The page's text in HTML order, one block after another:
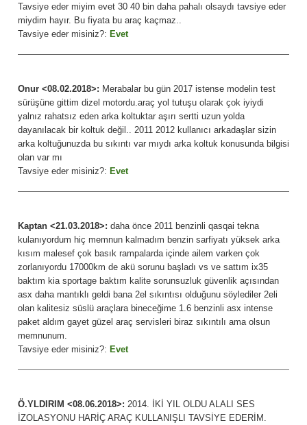
Tavsiye eder miyim evet 30 40 bin daha pahalı olsaydı tavsiye eder
miydim hayır. Bu fiyata bu araç kaçmaz..
Tavsiye eder misiniz?: Evet
Onur <08.02.2018>: Merabalar bu gün 2017 istense modelin test
sürüşüne gittim dizel motordu.araç yol tutuşu olarak çok iyiydi
yalnız rahatsız eden arka koltuktar aşırı sertti uzun yolda
dayanılacak bir koltuk değil.. 2011 2012 kullanıcı arkadaşlar sizin
arka koltuğunuzda bu sıkıntı var mıydı arka koltuk konusunda bilgisi
olan var mı
Tavsiye eder misiniz?: Evet
Kaptan <21.03.2018>: daha önce 2011 benzinli qasqai tekna
kulanıyordum hiç memnun kalmadım benzin sarfiyatı yüksek arka
kısım malesef çok basık rampalarda içinde ailem varken çok
zorlanıyordu 17000km de akü sorunu başladı vs ve sattım ix35
baktım kia sportage baktım kalite sorunsuzluk güvenlik açısından
asx daha mantıklı geldi bana 2el sıkıntısı olduğunu söylediler 2eli
olan kalitesiz süslü araçlara bineceğime 1.6 benzinli asx intense
paket aldım gayet güzel araç servisleri biraz sıkıntılı ama olsun
memnunum.
Tavsiye eder misiniz?: Evet
Ö.YLDIRIM <08.06.2018>: 2014. İKİ YIL OLDU ALALI SES
İZOLASYONU HARİÇ ARAÇ KULLANIŞLI TAVSİYE EDERİM.